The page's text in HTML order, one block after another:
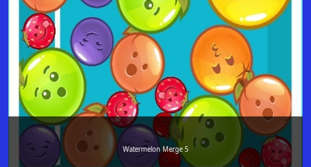
Watermelon Merge 5